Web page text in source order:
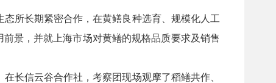
所长期紧密合作，在黄鳝良种选育、规模化人工
景，并就上海市场对黄鳝的规格品质要求及销售
长信云谷合作社，考察团现场观摩了稻鳝共作、